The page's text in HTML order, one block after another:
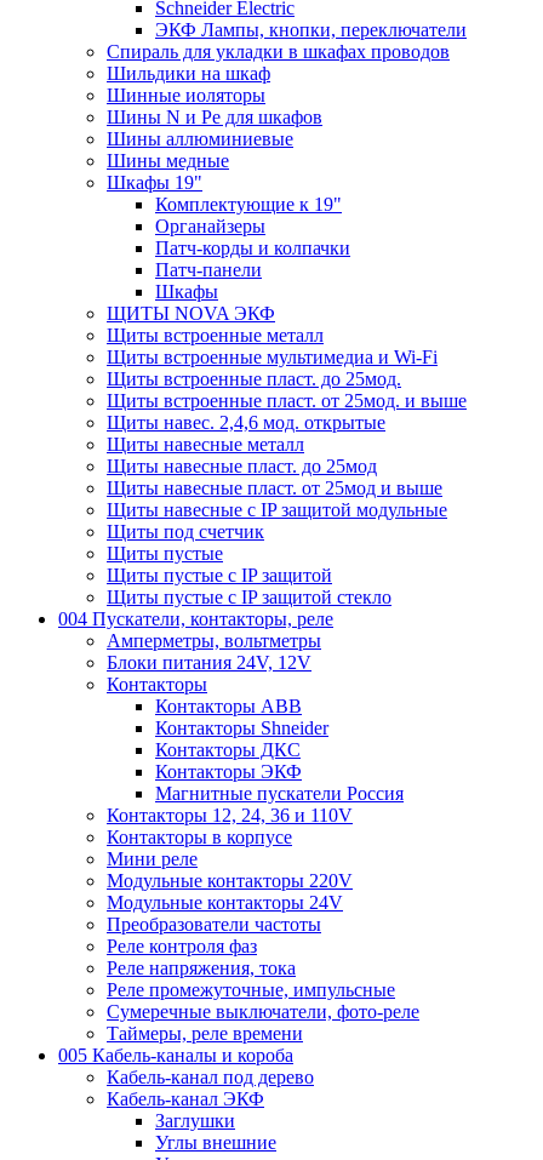
Schneider Electric
ЭКФ Лампы, кнопки, переключатели
Спираль для укладки в шкафах проводов
Шильдики на шкаф
Шинные иоляторы
Шины N и Pe для шкафов
Шины аллюминиевые
Шины медные
Шкафы 19"
Комплектующие к 19"
Органайзеры
Патч-корды и колпачки
Патч-панели
Шкафы
ЩИТЫ NOVA ЭКФ
Щиты встроенные металл
Щиты встроенные мультимедиа и Wi-Fi
Щиты встроенные пласт. до 25мод.
Щиты встроенные пласт. от 25мод. и выше
Щиты навес. 2,4,6 мод. открытые
Щиты навесные металл
Щиты навесные пласт. до 25мод
Щиты навесные пласт. от 25мод и выше
Щиты навесные с IP защитой модульные
Щиты под счетчик
Щиты пустые
Щиты пустые с IP защитой
Щиты пустые с IP защитой стекло
004 Пускатели, контакторы, реле
Амперметры, вольтметры
Блоки питания 24V, 12V
Контакторы
Контакторы ABB
Контакторы Shneider
Контакторы ДКС
Контакторы ЭКФ
Магнитные пускатели Россия
Контакторы 12, 24, 36 и 110V
Контакторы в корпусе
Мини реле
Модульные контакторы 220V
Модульные контакторы 24V
Преобразователи частоты
Реле контроля фаз
Реле напряжения, тока
Реле промежуточные, импульсные
Сумеречные выключатели, фото-реле
Таймеры, реле времени
005 Кабель-каналы и короба
Кабель-канал под дерево
Кабель-канал ЭКФ
Заглушки
Углы внешние